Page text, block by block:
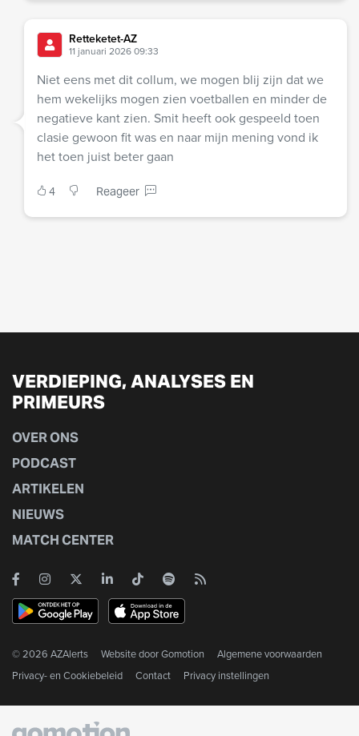
Retteketet-AZ
11 januari 2026 09:33
Niet eens met dit collum, we mogen blij zijn dat we
hem wekelijks mogen zien voetballen en minder de
negatieve kant zien. Smit heeft ook gespeeld toen
clasie gewoon fit was en naar mijn mening vond ik
het toen juist beter gaan
4 Reageer
VERDIEPING, ANALYSES EN
PRIMEURS
OVER ONS
PODCAST
ARTIKELEN
NIEUWS
MATCH CENTER
© 2026 AZAlerts Website doorGomotion
Algemene voorwaarden
Privacy- en Cookiebeleid
Contact Privacy instellingen